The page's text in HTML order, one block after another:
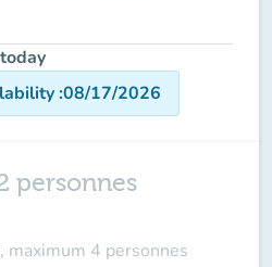
:08/17/2026
personnes
maximum 4 personnes